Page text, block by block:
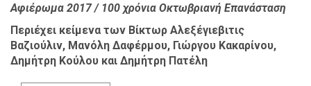
Αφιέρωμα 2017 / 100 χρόνια Οκτωβριανή Επανάσταση
Περιέχει κείμενα των Βίκτωρ Αλεξέγιεβιτις
Βαζιούλιν, Μανόλη Δαφέρμου, Γιώργου Κακαρίνου,
Δημήτρη Κούλου και Δημήτρη Πατέλη